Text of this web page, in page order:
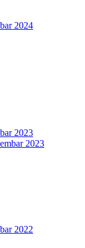
2024
2023
2023
2022